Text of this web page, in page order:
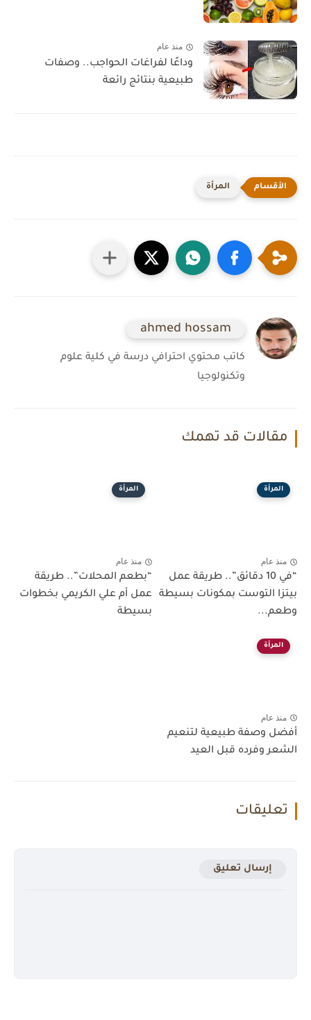
منذ عام
وداعًا لفراغات الحواجب.. وصفات
طبيعية بنتائج رائعة
المرأة
ahmed hossam
كاتب محتوي احترافي درسة في كلية علوم
وتكنولوجيا
مقالات قد تهمك
المرأة
منذ عام
“في 10 دقائق”.. طريقة عمل
بيتزا التوست بمكونات بسيطة
وطعم...
المرأة
منذ عام
“بطعم المحلات”.. طريقة
عمل أم علي الكريمي بخطوات
بسيطة
المرأة
منذ عام
أفضل وصفة طبيعية لتنعيم
الشعر وفرده قبل العيد
تعليقات
إرسال تعليق